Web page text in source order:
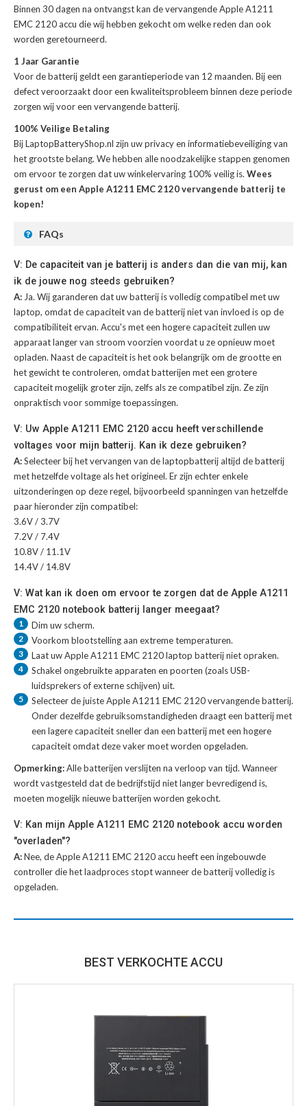
Binnen 30 dagen na ontvangst kan devervangende Apple A1211
EMC 2120 accu die wij hebben gekocht om welke reden dan ook
worden geretourneerd.
1 Jaar Garantie
Voor debatterij geldt een garantieperiode van 12 maanden. Bij een
defect veroorzaakt door een kwaliteitsprobleem binnen deze periode
zorgen wij voor een vervangende batterij.
100% Veilige Betaling
Bij LaptopBatteryShop.nl zijn uw privacy en informatiebeveiliging van
het grootste belang. We hebben alle noodzakelijke stappen genomen
om ervoor te zorgen dat uw winkelervaring 100% veilig is. Wees
gerust om een Apple A1211 EMC 2120 vervangende batterij te
kopen!
FAQs
V: De capaciteit van je batterij is anders dan die van mij, kan
ik de jouwe nog steeds gebruiken?
A: Ja. Wij garanderen dat uw batterij is volledig compatibel met uw
laptop, omdat de capaciteit van de batterij niet van invloed is op de
compatibiliteit ervan. Accu's met een hogere capaciteit zullen uw
apparaat langer van stroom voorzien voordat u ze opnieuw moet
opladen. Naast de capaciteit is het ook belangrijk om de grootte en
het gewicht te controleren, omdat batterijen met een grotere
capaciteit mogelijk groter zijn, zelfs als ze compatibel zijn. Ze zijn
onpraktisch voor sommige toepassingen.
V: Uw Apple A1211 EMC 2120 accu heeft verschillende
voltages voor mijn batterij. Kan ik deze gebruiken?
A:Selecteer bij het vervangen van de laptopbatterij altijd de batterij
met hetzelfde voltage als het origineel. Er zijn echter enkele
uitzonderingen op deze regel, bijvoorbeeld spanningen van hetzelfde
paar hieronder zijn compatibel:
3.6V / 3.7V
7.2V / 7.4V
10.8V / 11.1V
14.4V / 14.8V
V: Wat kan ik doen om ervoor te zorgen dat de Apple A1211
EMC 2120 notebook batterij langer meegaat?
1 Dim uw scherm.
2 Voorkom blootstelling aan extreme temperaturen.
3 Laat uwApple A1211 EMC 2120 laptop batterijniet opraken.
4
Schakel ongebruikte apparaten en poorten (zoals USB-
luidsprekers of externe schijven) uit.
5 Selecteer de juisteApple A1211 EMC 2120 vervangende batterij.
Onder dezelfde gebruiksomstandigheden draagt een batterij met
een lagere capaciteit sneller dan een batterij met een hogere
capaciteit omdat deze vaker moet worden opgeladen.
Opmerking:Alle batterijen verslijten na verloop van tijd. Wanneer
wordt vastgesteld dat de bedrijfstijd niet langer bevredigend is,
moeten mogelijk nieuwe batterijen worden gekocht.
V: Kan mijn Apple A1211 EMC 2120 notebook accu worden
"overladen"?
A:Nee, de Apple A1211 EMC 2120 accu heeft een ingebouwde
controller die het laadproces stopt wanneer de batterij volledig is
opgeladen.
BEST VERKOCHTE ACCU